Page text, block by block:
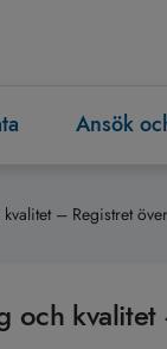
Ansök
– Registret
och